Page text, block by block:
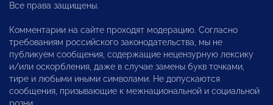
Все права защищены.
Комментарии на сайте проходят модерацию. Согласно
требованиям российского законодательства, мы не
публикуем сообщения, содержащие нецензурную лексику
и/или оскорбления, даже в случае замены букв точками,
тире и любыми иными символами. Не допускаются
сообщения, призывающие к межнациональной и социальной